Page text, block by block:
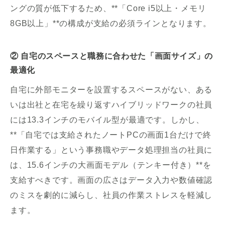
ングの質が低下するため、**「Core i5以上・メモリ
8GB以上」**の構成が支給の必須ラインとなります。
② 自宅のスペースと職務に合わせた「画面サイズ」の
最適化
自宅に外部モニターを設置するスペースがない、ある
いは出社と在宅を繰り返すハイブリッドワークの社員
には13.3インチのモバイル型が最適です。しかし、
**「自宅では支給されたノートPCの画面1台だけで終
日作業する」という事務職やデータ処理担当の社員に
は、15.6インチの大画面モデル（テンキー付き）**を
支給すべきです。画面の広さはデータ入力や数値確認
のミスを劇的に減らし、社員の作業ストレスを軽減し
ます。